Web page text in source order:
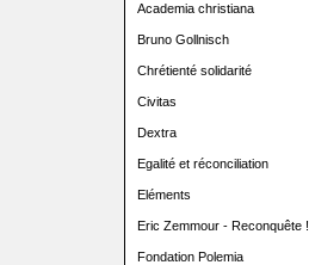
Academia christiana
Bruno Gollnisch
Chrétienté solidarité
Civitas
Dextra
Egalité et réconciliation
Eléments
Eric Zemmour - Reconquête !
Fondation Polemia